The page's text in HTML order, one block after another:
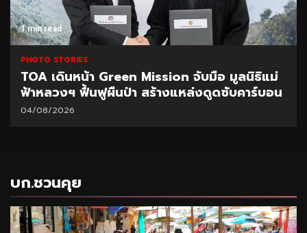
1 min read
PHOTO STORIES
TOA เดินหน้า Green Mission จับมือ มูลนิธิแม่
ฟ้าหลวงฯ ฟื้นฟูผืนป่า สร้างแหล่งดูดซับคาร์บอน
04/08/2026
บก.ชวนคุย